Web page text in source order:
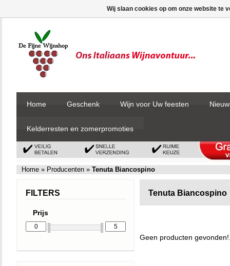
Home Geschenk Wijn voor Uw feesten
Kelderresten en zomerpromoties
Home » Producenten » Tenuta Biancospino
Tenuta Biancospino
Geen producten
FILTERS
Prijs
Wij slaan cookies op om onze website te